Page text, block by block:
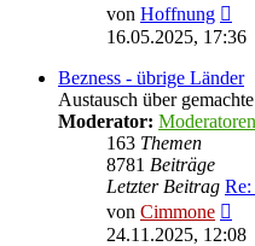
von Hoffnung
16.05.2025, 17:36
Bezness - übrige Länder
Austausch über
Moderator: Moderatoren
163 Themen
8781 Beiträge
Letzter Beitrag
von Cimmone
24.11.2025, 12:08